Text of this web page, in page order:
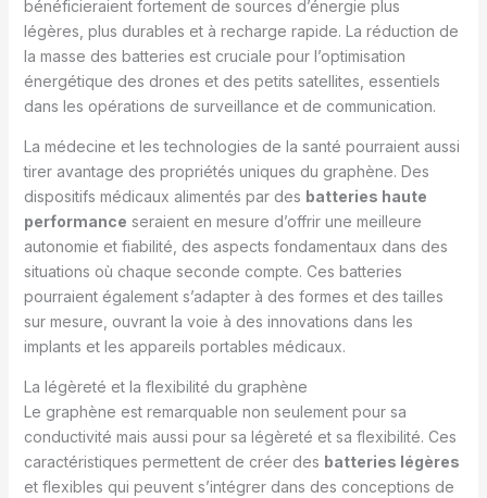
bénéficieraient fortement de sources d’énergie plus
légères, plus durables et à recharge rapide. La réduction de
la masse des batteries est cruciale pour l’optimisation
énergétique des drones et des petits satellites, essentiels
dans les opérations de surveillance et de communication.
La médecine et les technologies de la santé pourraient aussi
tirer avantage des propriétés uniques du graphène. Des
dispositifs médicaux alimentés par des batteries haute
performance seraient en mesure d’offrir une meilleure
autonomie et fiabilité, des aspects fondamentaux dans des
situations où chaque seconde compte. Ces batteries
pourraient également s’adapter à des formes et des tailles
sur mesure, ouvrant la voie à des innovations dans les
implants et les appareils portables médicaux.
La légèreté et la flexibilité du graphène
Le graphène est remarquable non seulement pour sa
conductivité mais aussi pour sa légèreté et sa flexibilité. Ces
caractéristiques permettent de créer des batteries légères
et flexibles qui peuvent s’intégrer dans des conceptions de